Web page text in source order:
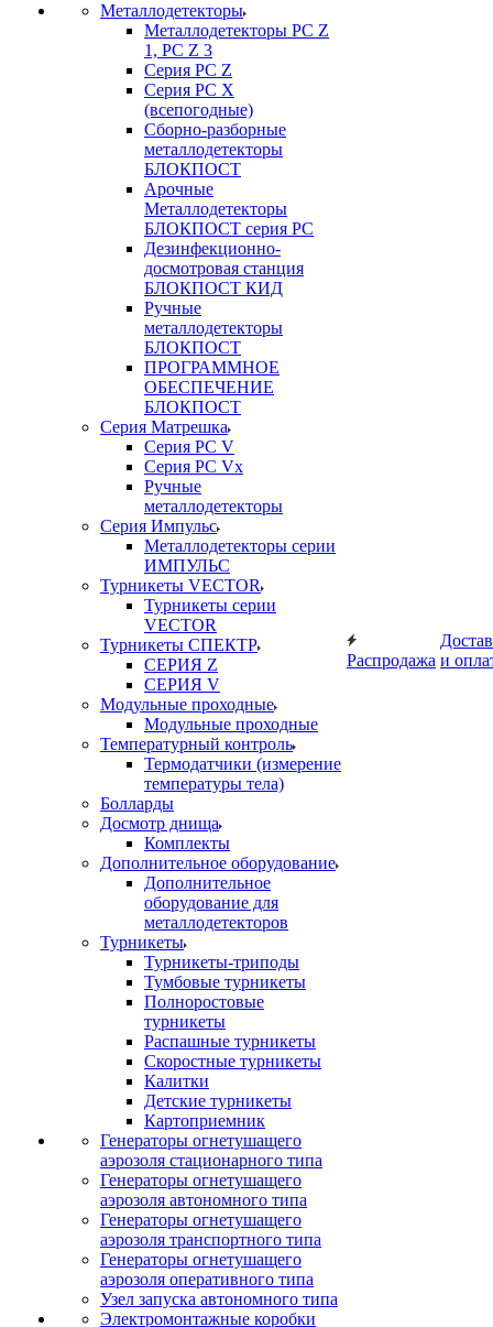
Металлодетекторы
Металлодетекторы РС Z
1, PC Z 3
Серия РС Z
Серия РС X
(всепогодные)
Сборно-разборные
металлодетекторы
БЛОКПОСТ
Арочные
Металлодетекторы
БЛОКПОСТ серия РС
Дезинфекционно-
досмотровая станция
БЛОКПОСТ КИД
Ручные
металлодетекторы
БЛОКПОСТ
ПРОГРАММНОЕ
ОБЕСПЕЧЕНИЕ
БЛОКПОСТ
Серия Матрешка
Серия PC V
Серия PC Vx
Ручные
металлодетекторы
Серия Импульс
Металлодетекторы серии
ИМПУЛЬС
Турникеты VECTOR
Турникеты серии
VECTOR
Турникеты СПЕКТР
СЕРИЯ Z
СЕРИЯ V
Модульные проходные
Модульные проходные
Температурный контроль
Термодатчики (измерение
температуры тела)
Болларды
Досмотр днища
Комплекты
Дополнительное оборудование
Дополнительное
оборудование для
металлодетекторов
Турникеты
Турникеты-триподы
Тумбовые турникеты
Полноростовые
турникеты
Распашные турникеты
Скоростные турникеты
Калитки
Детские турникеты
Картоприемник
Генераторы огнетушащего
аэрозоля стационарного типа
Генераторы огнетушащего
аэрозоля автономного типа
Генераторы огнетушащего
аэрозоля транспортного типа
Генераторы огнетушащего
аэрозоля оперативного типа
Узел запуска автономного типа
Электромонтажные коробки
Распродажа и